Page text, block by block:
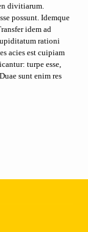
divitiarum.
possunt. Idemque
idem ad
rationi
acies est cuipiam
turpe esse,
sunt enim res